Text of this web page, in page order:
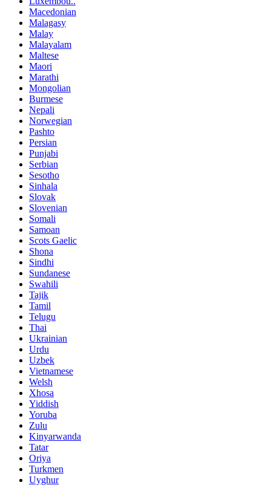
Macedonian
Malagasy
Malay
Malayalam
Maltese
Maori
Marathi
Mongolian
Burmese
Nepali
Norwegian
Pashto
Persian
Punjabi
Serbian
Sesotho
Sinhala
Slovak
Slovenian
Somali
Samoan
Scots Gaelic
Shona
Sindhi
Sundanese
Swahili
Tajik
Tamil
Telugu
Thai
Ukrainian
Urdu
Uzbek
Vietnamese
Welsh
Xhosa
Yiddish
Yoruba
Zulu
Kinyarwanda
Tatar
Oriya
Turkmen
Uyghur